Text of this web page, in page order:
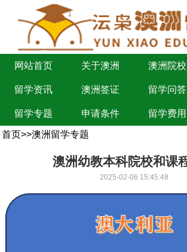
网站首页 关于澳洲 澳洲院校
留学资讯 澳洲签证 留学问答
留学专题 申请条件 留学费用
首页>>澳洲留学专题
澳洲幼教本科院校和课
2025-02-06 15:45:48